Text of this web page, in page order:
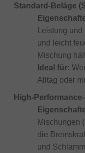
Standard-Beläge
Leistung
und leicht
Mischung
Ideal für:
Alltag oder
High-
Mischungen
die
und